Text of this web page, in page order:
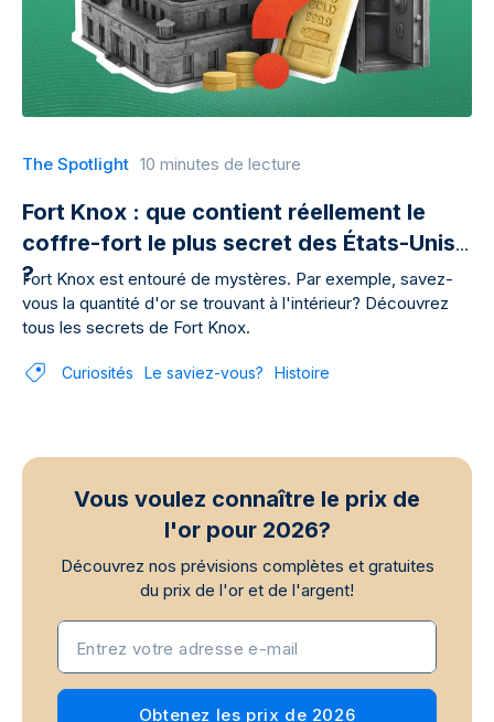
The Spotlight 10 minutes de lecture
Fort Knox : que contient réellement le
coffre-fort le plus secret des États-Unis
?
Fort Knox est entouré de mystères. Par exemple, savez-
vous la quantité d'or se trouvant à l'intérieur? Découvrez
tous les secrets de Fort Knox.
Curiosités Le saviez-vous? Histoire
Vous voulez connaître le prix de
l'or pour 2026?
Découvrez nos prévisions complètes et gratuites
du prix de l'or et de l'argent!
Entrez votre adresse e-mail
Obtenez les prix de 2026